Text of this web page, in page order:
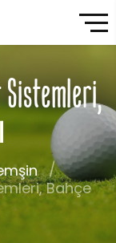
Bahçe